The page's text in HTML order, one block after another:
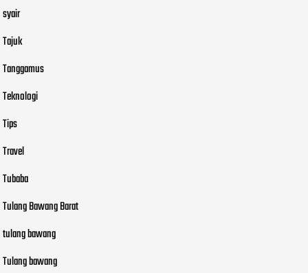
syair
Tajuk
Tanggamus
Teknologi
Tips
Travel
Tubaba
Tulang Bawang Barat
tulang bawang
Tulang bawang